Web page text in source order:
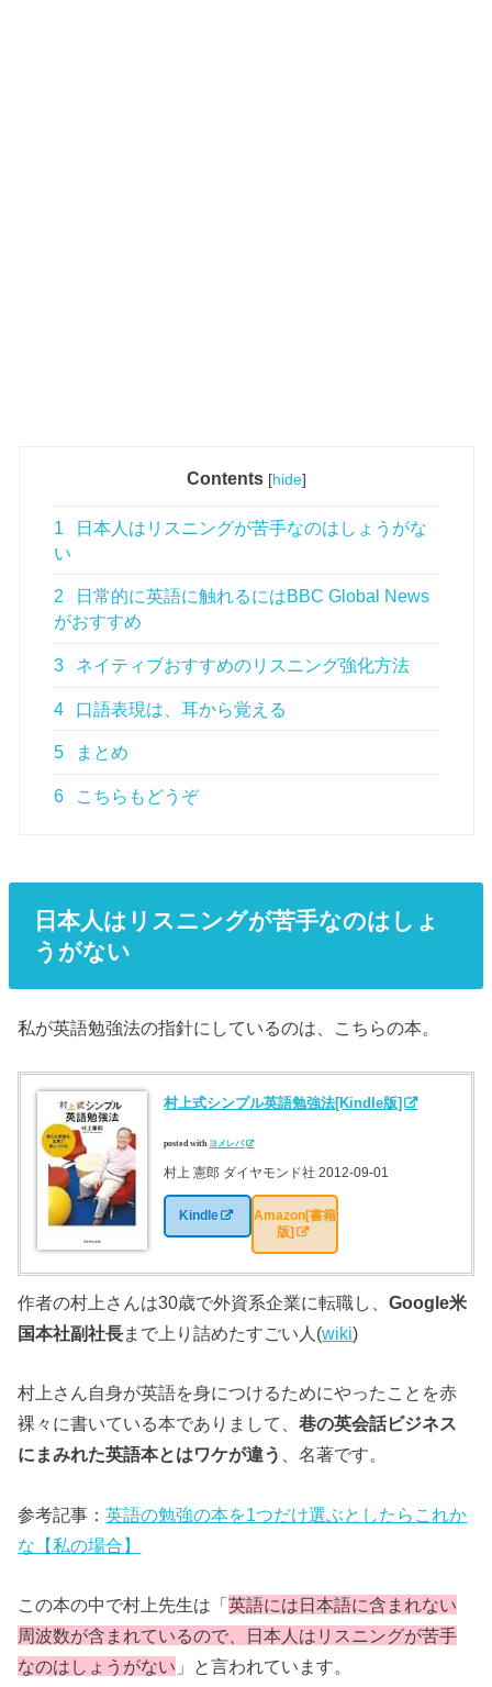
Contents [hide]
1
日本人はリスニングが苦手なのはしょうがな
い
2
日常的に英語に触れるにはBBC Global News
がおすすめ
3 ネイティブおすすめのリスニング強化方法
4 口語表現は、耳から覚える
5 まとめ
6 こちらもどうぞ
日本人はリスニングが苦手なのはしょ
うがない
私が英語勉強法の指針にしているのは、こちらの本。
村上式シンプル英語勉強法[Kindle版]
posted with ヨメレバ
村上 憲郎 ダイヤモンド社 2012-09-01
Kindle
Amazon[書籍
版]
作者の村上さんは30歳で外資系企業に転職し、Google米
国本社副社長まで上り詰めたすごい人(wiki)
村上さん自身が英語を身につけるためにやったことを赤
裸々に書いている本でありまして、巷の英会話ビジネス
にまみれた英語本とはワケが違う
、名著です。
参考記事：英語の勉強の本を1つだけ選ぶとしたらこれか
な【私の場合】
この本の中で村上先生は「英語には日本語に含まれない
周波数が含まれているので、日本人はリスニングが苦手
なのはしょうがない 」と言われています。